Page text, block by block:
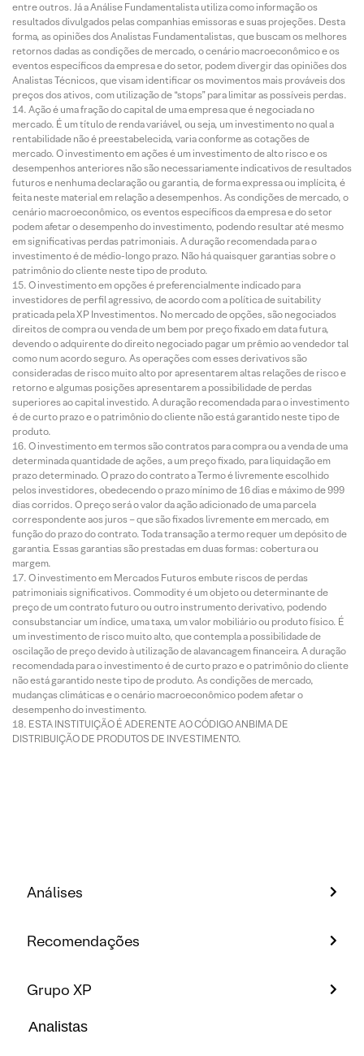
entre outros. Já a Análise Fundamentalista utiliza como informação os
resultados divulgados pelas companhias emissoras e suas projeções. Desta
forma, as opiniões dos Analistas Fundamentalistas, que buscam os melhores
retornos dadas as condições de mercado, o cenário macroeconômico e os
eventos específicos da empresa e do setor, podem divergir das opiniões dos
Analistas Técnicos, que visam identificar os movimentos mais prováveis dos
preços dos ativos, com utilização de “stops” para limitar as possíveis perdas.
Ação é uma fração do capital de uma empresa que é negociada no
mercado. É um título de renda variável, ou seja, um investimento no qual a
rentabilidade não é preestabelecida, varia conforme as cotações de
mercado. O investimento em ações é um investimento de alto risco e os
desempenhos anteriores não são necessariamente indicativos de resultados
futuros e nenhuma declaração ou garantia, de forma expressa ou implícita, é
feita neste material em relação a desempenhos. As condições de mercado, o
cenário macroeconômico, os eventos específicos da empresa e do setor
podem afetar o desempenho do investimento, podendo resultar até mesmo
em significativas perdas patrimoniais. A duração recomendada para o
investimento é de médio-longo prazo. Não há quaisquer garantias sobre o
patrimônio do cliente neste tipo de produto.
O investimento em opções é preferencialmente indicado para
investidores de perfil agressivo, de acordo com a política de suitability
praticada pela XP Investimentos. No mercado de opções, são negociados
direitos de compra ou venda de um bem por preço fixado em data futura,
devendo o adquirente do direito negociado pagar um prêmio ao vendedor tal
como num acordo seguro. As operações com esses derivativos são
consideradas de risco muito alto por apresentarem altas relações de risco e
retorno e algumas posições apresentarem a possibilidade de perdas
superiores ao capital investido. A duração recomendada para o investimento
é de curto prazo e o patrimônio do cliente não está garantido neste tipo de
produto.
O investimento em termos são contratos para compra ou a venda de uma
determinada quantidade de ações, a um preço fixado, para liquidação em
prazo determinado. O prazo do contrato a Termo é livremente escolhido
pelos investidores, obedecendo o prazo mínimo de 16 dias e máximo de 999
dias corridos. O preço será o valor da ação adicionado de uma parcela
correspondente aos juros – que são fixados livremente em mercado, em
função do prazo do contrato. Toda transação a termo requer um depósito de
garantia. Essas garantias são prestadas em duas formas: cobertura ou
margem.
O investimento em Mercados Futuros embute riscos de perdas
patrimoniais significativos. Commodity é um objeto ou determinante de
preço de um contrato futuro ou outro instrumento derivativo, podendo
consubstanciar um índice, uma taxa, um valor mobiliário ou produto físico. É
um investimento de risco muito alto, que contempla a possibilidade de
oscilação de preço devido à utilização de alavancagem financeira. A duração
recomendada para o investimento é de curto prazo e o patrimônio do cliente
não está garantido neste tipo de produto. As condições de mercado,
mudanças climáticas e o cenário macroeconômico podem afetar o
desempenho do investimento.
ESTA INSTITUIÇÃO É ADERENTE AO CÓDIGO ANBIMA DE
DISTRIBUIÇÃO DE PRODUTOS DE INVESTIMENTO.
Análises
Recomendações
Grupo XP
Analistas